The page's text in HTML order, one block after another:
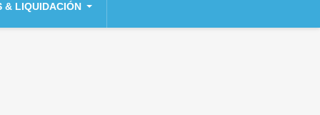
& LIQUIDACIÓN